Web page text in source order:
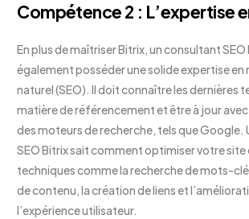
Compétence 2 : L’expertise
En plus de maîtriser Bitrix, un consultant
également posséder une solide expertise
naturel (SEO). Il doit connaître les dernières
matière de référencement et être à jour
des moteurs de recherche, tels que Google.
SEO Bitrix sait comment optimiser votre site
techniques comme la recherche de mots-
de contenu, la création de liens et
l’expérience utilisateur.